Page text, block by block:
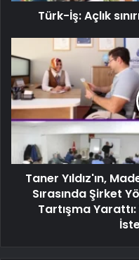
Türk-İş: Açlık
Taner Yıldız'ın,
Sırasında Şirket
Tartışma